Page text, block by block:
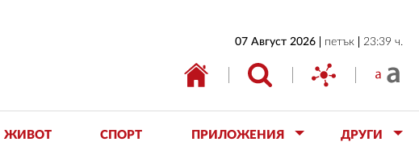
07 Август 2026 петък 23:39 ч.
ЖИВОТ СПОРТ ПРИЛОЖЕНИЯ ДРУГИ
ИКОНОМИКА